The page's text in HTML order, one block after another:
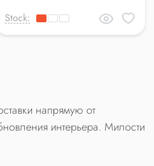
Stock:
напрямую от
интерьера. Милости